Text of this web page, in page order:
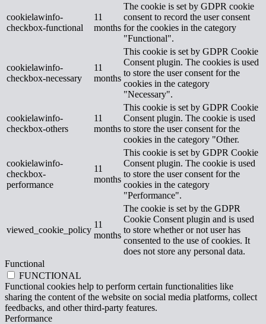
cookielawinfo-
checkbox-functional
11
months
The cookie is set by GDPR cookie
consent to record the user consent
for the cookies in the category
"Functional".
cookielawinfo-
checkbox-necessary
11
months
This cookie is set by GDPR Cookie
Consent plugin. The cookies is used
to store the user consent for the
cookies in the category
"Necessary".
cookielawinfo-
checkbox-others
11
months
This cookie is set by GDPR Cookie
Consent plugin. The cookie is used
to store the user consent for the
cookies in the category "Other.
cookielawinfo-
checkbox-
performance
11
months
This cookie is set by GDPR Cookie
Consent plugin. The cookie is used
to store the user consent for the
cookies in the category
"Performance".
viewed_cookie_policy
11
months
The cookie is set by the GDPR
Cookie Consent plugin and is used
to store whether or not user has
consented to the use of cookies. It
does not store any personal data.
Functional
FUNCTIONAL
Functional cookies help to perform certain functionalities like
sharing the content of the website on social media platforms, collect
feedbacks, and other third-party features.
Performance